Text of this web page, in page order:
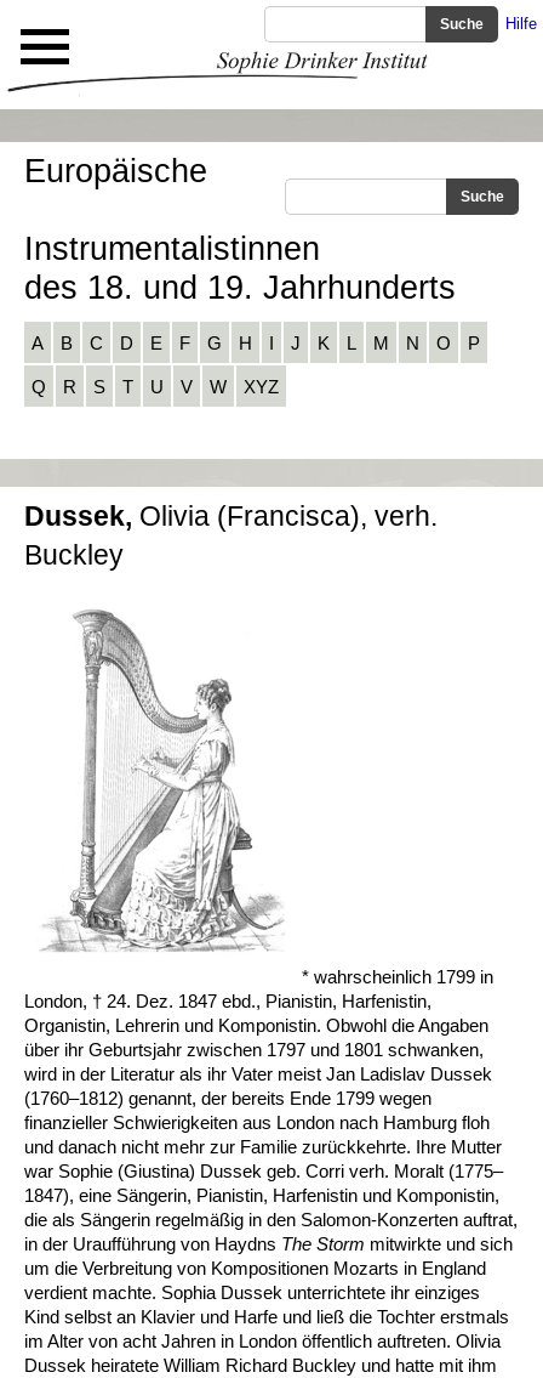
Hilfe
Europäische
Instrumentalistinnen
des 18. und 19. Jahrhunderts
A B C D E F G H I J K L M N O P
Q R S T U V W XYZ
Dussek, Olivia (Francisca), verh.
Buckley
* wahrscheinlich 1799 in
London, † 24. Dez. 1847 ebd., Pianistin, Harfenistin,
Organistin, Lehrerin und Komponistin. Obwohl die Angaben
über ihr Geburtsjahr zwischen 1797 und 1801 schwanken,
wird in der Literatur als ihr Vater meist Jan Ladislav Dussek
(1760–1812) genannt, der bereits Ende 1799 wegen
finanzieller Schwierigkeiten aus London nach Hamburg floh
und danach nicht mehr zur Familie zurückkehrte. Ihre Mutter
war Sophie (Giustina) Dussek geb. Corri verh. Moralt (1775–
1847), eine Sängerin, Pianistin, Harfenistin und Komponistin,
die als Sängerin regelmäßig in den Salomon-Konzerten auftrat,
in der Uraufführung von Haydns The Storm mitwirkte und sich
um die Verbreitung von Kompositionen Mozarts in England
verdient machte. Sophia Dussek unterrichtete ihr einziges
Kind selbst an Klavier und Harfe und ließ die Tochter erstmals
im Alter von acht Jahren in London öffentlich auftreten. Olivia
Dussek heiratete William Richard Buckley und hatte mit ihm